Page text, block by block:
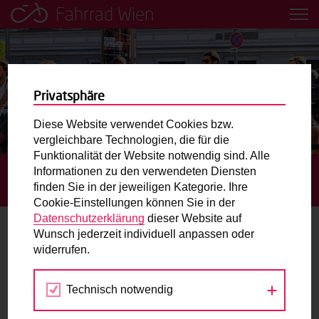
Fahrrad Wien
Leih dir einfach ein Transportfahrrad in deiner Nähe aus!
Mobilitätsbildung für Kinder und
Jugendliche
Radweg-Projektkarte
Routenplaner
Mit dem Fahrrad in Wien unterwegs? Hier finden Sie die
beste Route.
Wunschbox
Sie haben ein Anliegen zum Radverkehr? Schreiben Sie
STARTSEITE BLOG
MEHR SICHERHEIT DURCH
BIKEBOXEN IN WIEN
Mehr Sicherheit durch Bikeboxen in
Wien
Privatsphäre
Diese Website verwendet Cookies bzw.
vergleichbare Technologien, die für die
Funktionalität der Website notwendig sind. Alle
Informationen zu den verwendeten Diensten
finden Sie in der jeweiligen Kategorie. Ihre
Cookie-Einstellungen können Sie in der
Datenschutzerklärung dieser Website auf
Wunsch jederzeit individuell anpassen oder
widerrufen.
Technisch notwendig